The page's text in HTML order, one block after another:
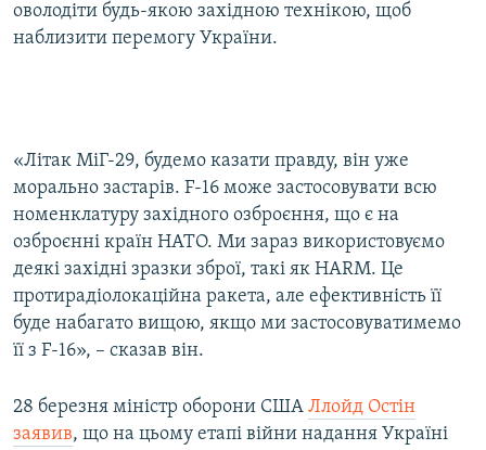
оволодіти будь-якою західною технікою, щоб
наблизити перемогу України.
«Літак МіГ-29, будемо казати правду, він уже
морально застарів. F-16 може застосовувати всю
номенклатуру західного озброєння, що є на
озброєнні країн НАТО. Ми зараз використовуємо
деякі західні зразки зброї, такі як HARM. Це
протирадіолокаційна ракета, але ефективність її
буде набагато вищою, якщо ми застосовуватимемо
її з F-16», – сказав він.
28 березня міністр оборони США Ллойд Остін
заявив, що на цьому етапі війни надання Україні